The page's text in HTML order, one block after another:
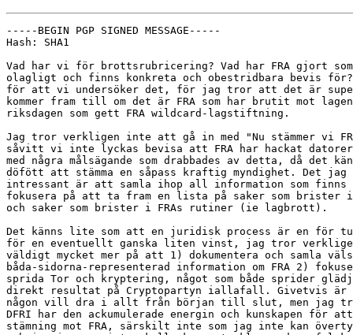
-----BEGIN PGP SIGNED MESSAGE-----
Hash: SHA1
Vad har vi för brottsrubricering? Vad har FRA gjort
olagligt och finns konkreta och obestridbara bevis
för att vi undersöker det, för jag tror att det är
kommer fram till om det är FRA som har brutit mot
riksdagen som gett FRA wildcard-lagstiftning.
Jag tror verkligen inte att gå in med "Nu stämmer vi
såvitt vi inte lyckas bevisa att FRA har hackat
med några målsägande som drabbades av detta, då det
döfött att stämma en såpass kraftig myndighet. Det jag
intressant är att samla ihop all information som finns
fokusera på att ta fram en lista på saker som brister
och saker som brister i FRAs rutiner (ie lagbrott).
Det känns lite som att en juridisk process är en för
för en eventuellt ganska liten vinst, jag tror
väldigt mycket mer på att 1) dokumentera och samla
båda-sidorna-representerad information om FRA 2)
sprida Tor och kryptering, något som både sprider
direkt resultat på Cryptopartyn iallafall. Givetvis är
någon vill dra i allt från början till slut, men jag
DFRI har den ackumulerade energin och kunskapen för
stämning mot FRA, särskilt inte som jag inte kan